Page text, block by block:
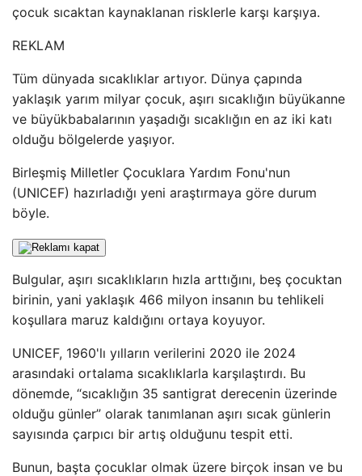
çocuk sıcaktan kaynaklanan risklerle karşı karşıya.
REKLAM
Tüm dünyada sıcaklıklar artıyor. Dünya çapında
yaklaşık yarım milyar çocuk, aşırı sıcaklığın büyükanne
ve büyükbabalarının yaşadığı sıcaklığın en az iki katı
olduğu bölgelerde yaşıyor.
Birleşmiş Milletler Çocuklara Yardım Fonu'nun
(UNICEF) hazırladığı yeni araştırmaya göre durum
böyle.
Bulgular, aşırı sıcaklıkların hızla arttığını, beş çocuktan
birinin, yani yaklaşık 466 milyon insanın bu tehlikeli
koşullara maruz kaldığını ortaya koyuyor.
UNICEF, 1960'lı yılların verilerini 2020 ile 2024
arasındaki ortalama sıcaklıklarla karşılaştırdı. Bu
dönemde, “sıcaklığın 35 santigrat derecenin üzerinde
olduğu günler” olarak tanımlanan aşırı sıcak günlerin
sayısında çarpıcı bir artış olduğunu tespit etti.
Bunun, başta çocuklar olmak üzere birçok insan ve bu